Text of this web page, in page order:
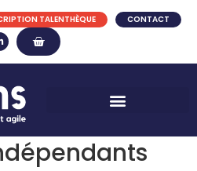
TALENTHÈQUE CONTACT